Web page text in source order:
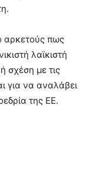
αρκετούς πως
λαϊκιστή
σχέση με τις
για να αναλάβει
της ΕΕ.